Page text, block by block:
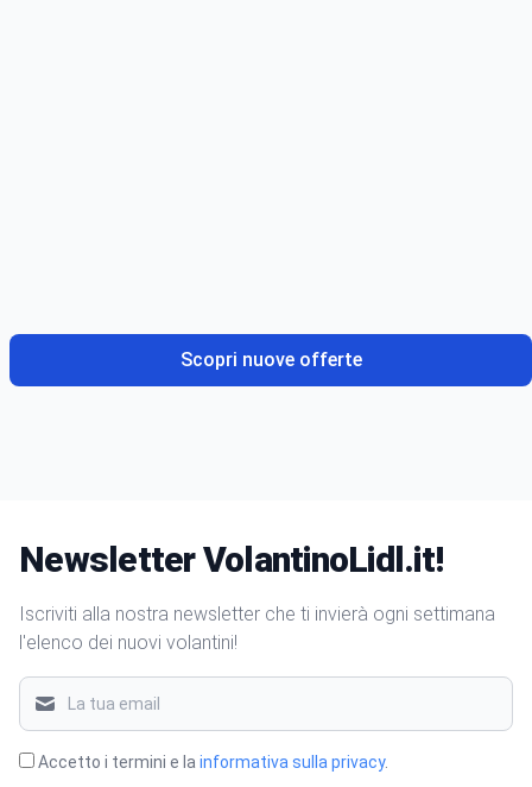
Scopri nuove offerte
Newsletter VolantinoLidl.it!
Iscriviti alla nostra newsletter che ti invierà ogni settimana
l'elenco dei nuovi volantini!
Accetto i termini e la informativa sulla privacy.